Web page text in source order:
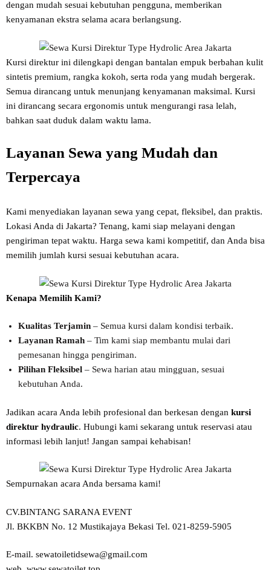
dengan mudah sesuai kebutuhan pengguna, memberikan
kenyamanan ekstra selama acara berlangsung.
Kursi direktur ini dilengkapi dengan bantalan empuk berbahan kulit
sintetis premium, rangka kokoh, serta roda yang mudah bergerak.
Semua dirancang untuk menunjang kenyamanan maksimal. Kursi
ini dirancang secara ergonomis untuk mengurangi rasa lelah,
bahkan saat duduk dalam waktu lama.
Layanan Sewa yang Mudah dan
Terpercaya
Kami menyediakan layanan sewa yang cepat, fleksibel, dan praktis.
Lokasi Anda di Jakarta? Tenang, kami siap melayani dengan
pengiriman tepat waktu. Harga sewa kami kompetitif, dan Anda bisa
memilih jumlah kursi sesuai kebutuhan acara.
Kenapa Memilih Kami?
Kualitas Terjamin – Semua kursi dalam kondisi terbaik.
Layanan Ramah – Tim kami siap membantu mulai dari
pemesanan hingga pengiriman.
Pilihan Fleksibel – Sewa harian atau mingguan, sesuai
kebutuhan Anda.
Jadikan acara Anda lebih profesional dan berkesan dengan kursi
direktur hydraulic. Hubungi kami sekarang untuk reservasi atau
informasi lebih lanjut! Jangan sampai kehabisan!
Sempurnakan acara Anda bersama kami!
CV.BINTANG SARANA EVENT
Jl. BKKBN No. 12 Mustikajaya Bekasi Tel. 021-8259-5905
E-mail. sewatoiletidsewa@gmail.com